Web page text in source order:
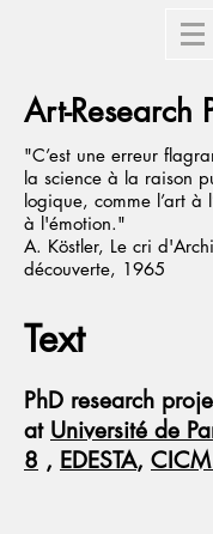
Art-Research
"C’est une erreur
la science à la raison
logique, comme l’art à
à l'émotion."
A. Köstler, Le cri
découverte, 1965
Text
PhD research
at Université de
8 , EDESTA, CICM